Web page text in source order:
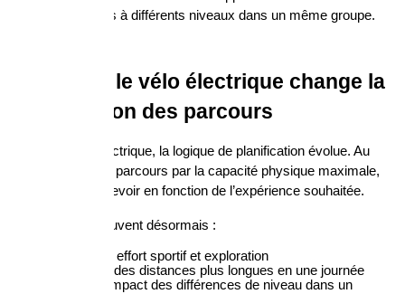
flexibles, adaptés à différents niveaux dans un même groupe.
Comment le vélo électrique change la
planification des parcours
Avec un vélo électrique, la logique de planification évolue. Au
lieu de limiter les parcours par la capacité physique maximale,
on peut les concevoir en fonction de l’expérience souhaitée.
Les cyclistes peuvent désormais :
combiner effort sportif et exploration
parcourir des distances plus longues en une journée
réduire l’impact des différences de niveau dans un